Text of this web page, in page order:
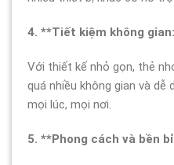
4. **Tiết kiệm không
Với thiết kế nhỏ gọn, thẻ
quá nhiều không gian và dễ
mọi lúc, mọi nơi.
5. **Phong cách và bền